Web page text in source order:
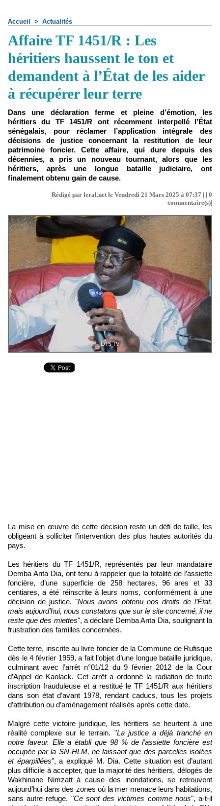
Accueil > Actualités
Affaire TF 1451/R : Les
héritiers haussent le ton et
demandent à l’État de les aider
à récupérer leur terre
Dans une déclaration ferme et pleine d’émotion, les
héritiers du TF 1451/R ont récemment interpellé l’État
sénégalais, pour réclamer l’application intégrale des
décisions de justice concernant la restitution de leur
patrimoine foncier. Cette affaire, qui dure depuis des
décennies, a pris un nouveau tournant, alors que les
héritiers, après une longue bataille judiciaire, ont
finalement obtenu gain de cause.
Rédigé par leral.net le Vendredi 21 Mars 2025 à 07:37 | | 0
commentaire(s)|
La mise en œuvre de cette décision reste un défi de taille, les
obligeant à solliciter l’intervention des plus hautes autorités du
pays.
Les héritiers du TF 1451/R, représentés par leur mandataire
Demba Anta Dia, ont tenu à rappeler que la totalité de l’assiette
foncière, d’une superficie de 258 hectares, 96 ares et 33
centiares, a été réinscrite à leurs noms, conformément à une
décision de justice. "Nous avons obtenu nos droits de l’État,
mais aujourd’hui, nous constatons que sur le site concerné, il ne
reste que des miettes", a déclaré Demba Anta Dia, soulignant la
frustration des familles concernées.
Cette terre, inscrite au livre foncier de la Commune de Rufisque
dès le 4 février 1959, a fait l’objet d’une longue bataille juridique,
culminant avec l’arrêt n°01/12 du 9 février 2012 de la Cour
d’Appel de Kaolack. Cet arrêt a ordonné la radiation de toute
inscription frauduleuse et a restitué le TF 1451/R aux héritiers
dans son état d’avant 1978, rendant caducs, tous les projets
d’attribution ou d’aménagement réalisés après cette date.
Malgré cette victoire juridique, les héritiers se heurtent à une
réalité complexe sur le terrain. "La justice a déjà tranché en
notre faveur. Elle a établi que 98 % de l’assiette foncière est
occupée par la SN-HLM, ne laissant que des parcelles isolées
et éparpillées", a expliqué M. Dia. Cette situation est d’autant
plus difficile à accepter, que la majorité des héritiers, délogés de
Wakhinane Nimzatt à cause des inondations, se retrouvent
aujourd’hui dans des zones où la mer menace leurs habitations,
sans autre refuge. "Ce sont des victimes comme nous", a-t-il